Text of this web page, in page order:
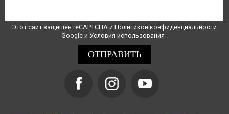
Этот сайт защищен reCAPTCHA и Политикой конфиденциальности
Google и Условия использования